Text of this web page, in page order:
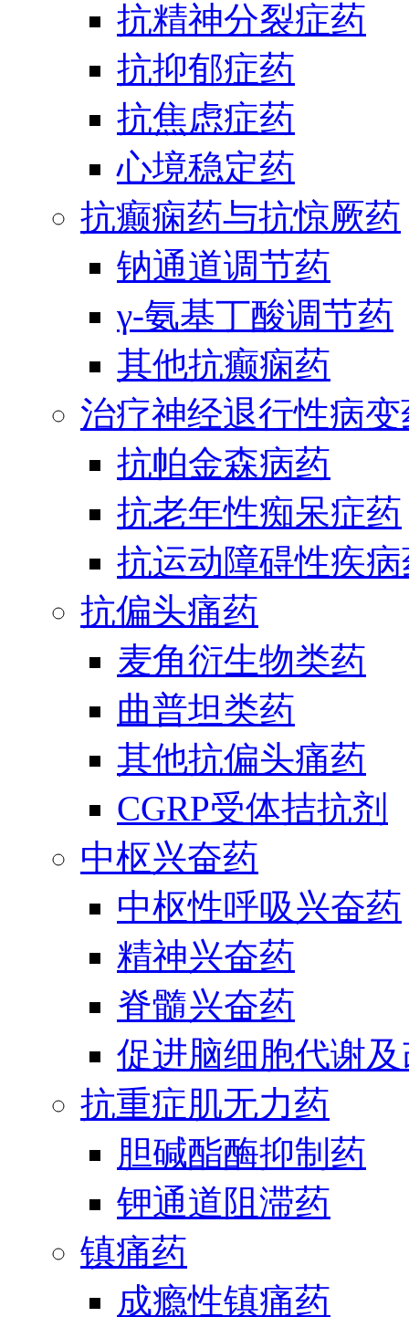
抗精神分裂症药
抗抑郁症药
抗焦虑症药
心境稳定药
抗癫痫药与抗惊厥药
钠通道调节药
γ-氨基丁酸调节药
其他抗癫痫药
治疗神经退行性病
抗帕金森病药
抗老年性痴呆症药
抗运动障碍性疾
抗偏头痛药
麦角衍生物类药
曲普坦类药
其他抗偏头痛药
CGRP受体拮抗剂
中枢兴奋药
中枢性呼吸兴奋药
精神兴奋药
脊髓兴奋药
促进脑细胞代谢
抗重症肌无力药
胆碱酯酶抑制药
钾通道阻滞药
镇痛药
成瘾性镇痛药